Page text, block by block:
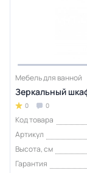
Мебель для ванной
Зеркальный
0 0
Код товара
Артикул
Высота, см
Гарантия